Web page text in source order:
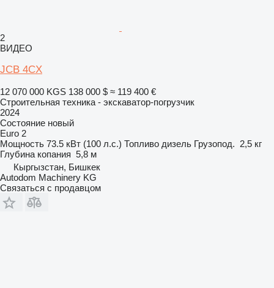
2
ВИДЕО
JCB 4CX
12 070 000 KGS 138 000 $ ≈ 119 400 €
Строительная техника - экскаватор-погрузчик
2024
Состояние новый
Euro 2
Мощность 73.5 кВт (100 л.с.) Топливо дизель Грузопод. 2,5 кг
Глубина копания 5,8 м
Кыргызстан, Бишкек
Autodom Machinery KG
Связаться с продавцом